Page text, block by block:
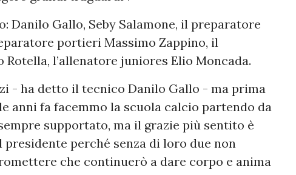
Danilo Gallo, Seby Salamone, il preparatore
portieri Massimo Zappino, il
l’allenatore juniores Elio Moncada.
- ha detto il tecnico Danilo Gallo - ma prima
anni fa facemmo la scuola calcio partendo da
supportato, ma il grazie più sentito è
perché senza di loro due non
che continuerò a dare corpo e anima